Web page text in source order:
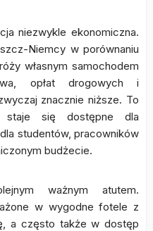
niezwykle ekonomiczna.
Niemcy w porównaniu
własnym samochodem
opłat drogowych i
znacznie niższe. To
staje się dostępne dla
studentów, pracowników
budżecie.
ważnym atutem.
w wygodne fotele z
a często także w dostęp